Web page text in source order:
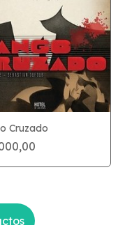
Cruzado